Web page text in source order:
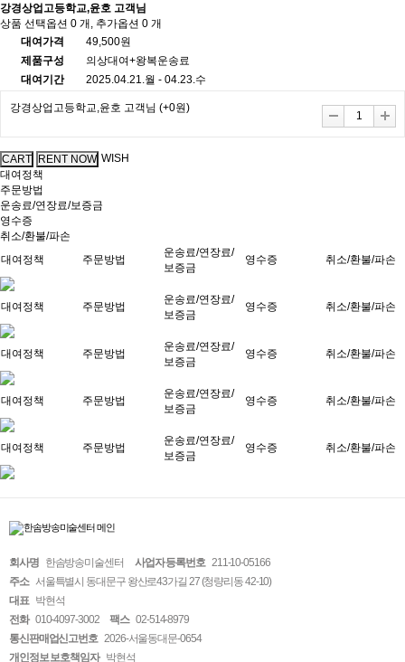
강경상업고등학교,윤호 고객님
상품 선택옵션 0 개, 추가옵션 0 개
대여가격
49,500원
제품구성
의상대여+왕복운송료
대여기간
2025.04.21.월 - 04.23.수
강경상업고등학교,윤호 고객님 (+0원)
WISH
대여정책
주문방법
운송료/연장료/보증금
영수증
취소/환불/파손
대여정책
주문방법
운송료/연장료/
보증금
영수증 취소/환불/파손
대여정책 주문방법
운송료/연장료/
보증금
영수증 취소/환불/파손
대여정책 주문방법
운송료/연장료/
보증금
영수증 취소/환불/파손
대여정책 주문방법
운송료/연장료/
보증금
영수증 취소/환불/파손
대여정책 주문방법
운송료/연장료/
보증금
영수증 취소/환불/파손
회사명 한솜방송미술센터 사업자 등록번호 211-10-05166
주소 서울특별시 동대문구 왕산로43가길 27 (청량리동 42-10)
대표 박현석
전화 010-4097-3002 팩스 02-514-8979
통신판매업신고번호 2026-서울동대문-0654
개인정보 보호책임자 박현석